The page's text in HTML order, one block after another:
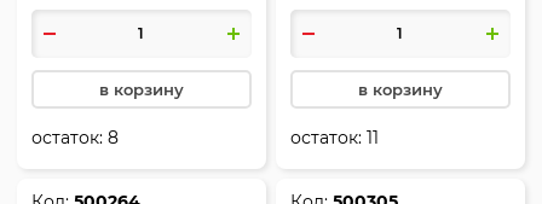
в корзину
остаток:8
в корзину
остаток:11